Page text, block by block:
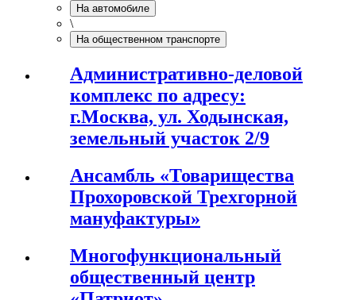
На автомобиле
\
На общественном транспорте
Административно-деловой
комплекс по адресу:
г.Москва, ул. Ходынская,
земельный участок 2/9
Ансамбль «Товарищества
Прохоровской Трехгорной
мануфактуры»
Многофункциональный
общественный центр